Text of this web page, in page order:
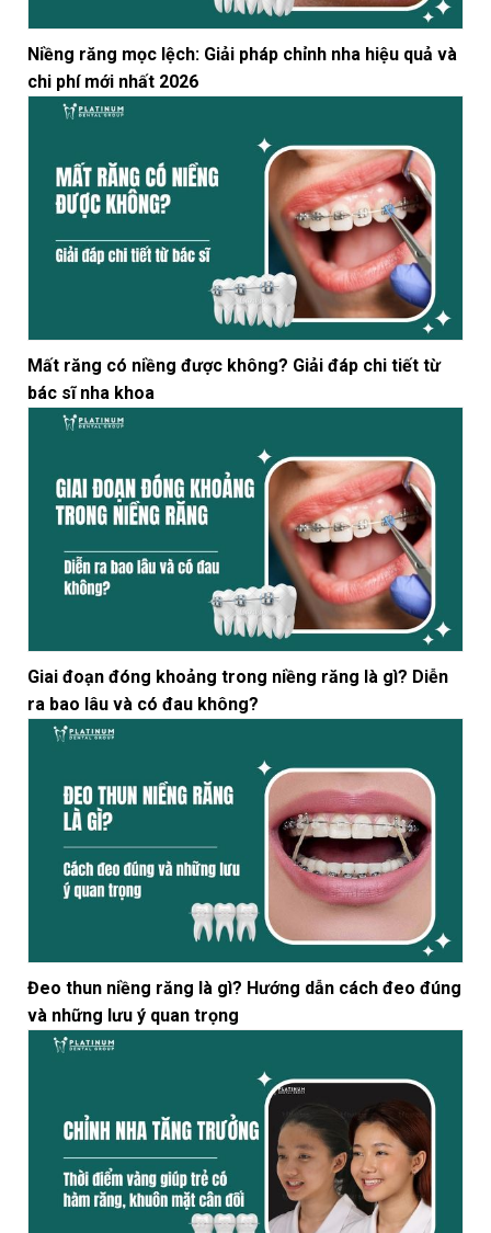
Niềng răng mọc lệch: Giải pháp chỉnh nha hiệu quả và
chi phí mới nhất 2026
Mất răng có niềng được không? Giải đáp chi tiết từ
bác sĩ nha khoa
Giai đoạn đóng khoảng trong niềng răng là gì? Diễn
ra bao lâu và có đau không?
Đeo thun niềng răng là gì? Hướng dẫn cách đeo đúng
và những lưu ý quan trọng